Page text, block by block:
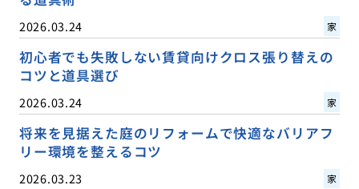
2026.03.24 家
初心者でも失敗しない賃貸向けクロス張り替えの
コツと道具選び
2026.03.24 家
将来を見据えた庭のリフォームで快適なバリアフ
リー環境を整えるコツ
2026.03.23 家